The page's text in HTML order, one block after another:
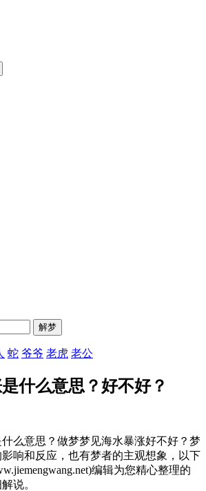
蛇 爷爷 老虎 老公
什么意思？好不好？
什么意思？做梦梦见海水暴涨好不好？梦
响和反应，也有梦者的主观想象，以下
编辑为您精心整理的
说。